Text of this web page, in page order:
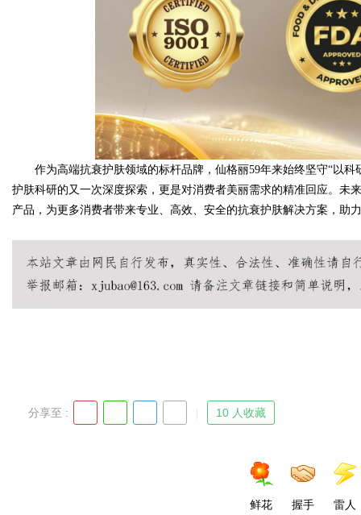
作为高端抗衰护肤领域的标杆品牌，仙格丽59年来始终坚守“以
护肤科研的又一次深度探索，更是对消费者美丽需求的精准回应。未
产品，为更多消费者带来专业、高效、安全的抗衰护肤解决方案，助
分享至 : 10 人收藏
鲜花 握手 雷人